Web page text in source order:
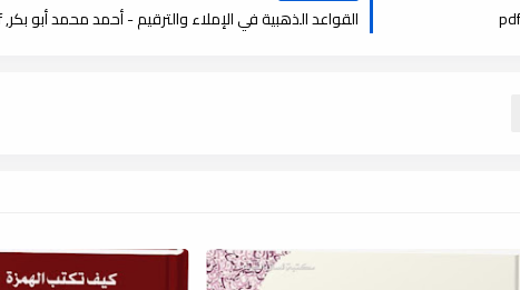
القواعد الذهبية في الإملاء والترقيم - أحمد محمد أبو بكر, pdf